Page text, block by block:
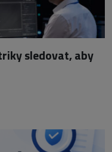
sledovat, aby